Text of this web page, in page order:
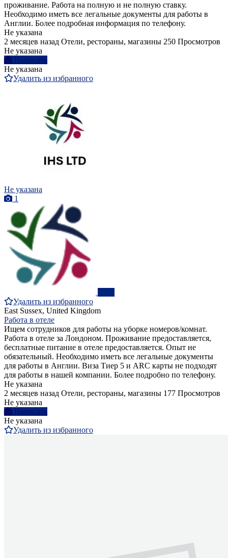
проживание. Работа на полную и не полную ставку.
Необходимо иметь все легальные документы для работы в
Англии. Более подробная информация по телефону.
Не указана
2 месяцев назад Отели, рестораны, магазины 250 Просмотров
Не указана
Написать
Не указана
Удалить из избранного
Не указана
1
Удалить из избранного
East Sussex, United Kingdom
Работа в отеле
Ищем сотрудников для работы на уборке номеров/комнат.
Работа в отеле за Лондоном. Проживание предоставляется,
бесплатные питание в отеле предоставляется. Опыт не
обязательный. Необходимо иметь все легальные документы
для работы в Англии. Виза Тиер 5 и ARC карты не подходят
для работы в нашей компании. Более подробно по телефону.
Не указана
2 месяцев назад Отели, рестораны, магазины 177 Просмотров
Не указана
Написать
Не указана
Удалить из избранного